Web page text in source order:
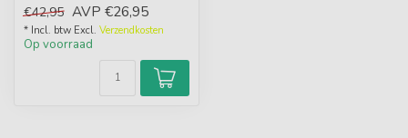
werkel...
€42,95 AVP €26,95
* Incl. btw Excl. Verzendkosten
Op voorraad